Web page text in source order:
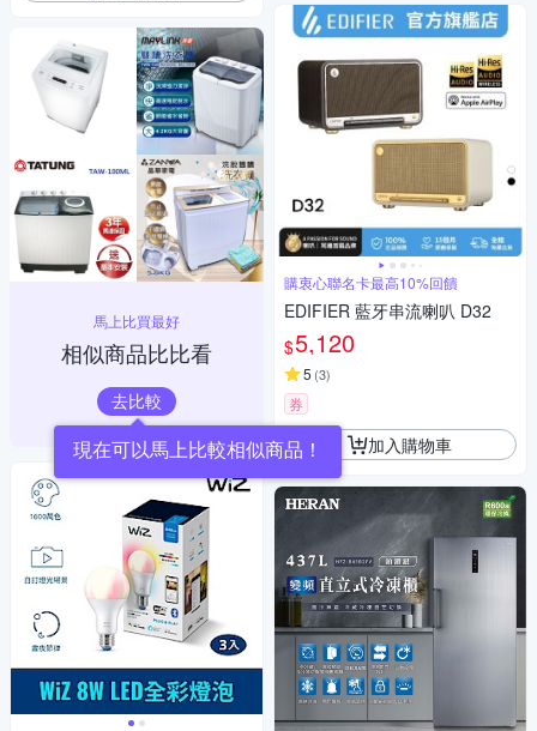
馬上比買最好
相似商品比比看
去比較
購衷心聯名卡最高10%回饋
EDIFIER 藍牙串流喇叭 D32
$5,120
5 (3)
券
加入購物車